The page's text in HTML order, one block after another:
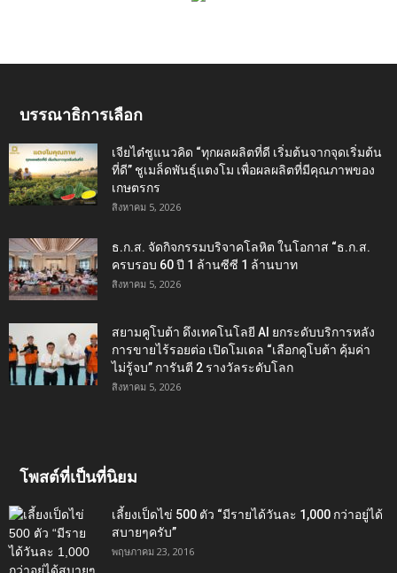
บรรณาธิการเลือก
เจียไต๋ชูแนวคิด “ทุกผลผลิตที่ดี เริ่มต้นจากจุดเริ่มต้น
ที่ดี” ชูเมล็ดพันธุ์แตงโม เพื่อผลผลิตที่มีคุณภาพของ
เกษตรกร
สิงหาคม 5, 2026
ธ.ก.ส. จัดกิจกรรมบริจาคโลหิต ในโอกาส “ธ.ก.ส.
ครบรอบ 60 ปี 1 ล้านซีซี 1 ล้านบาท
สิงหาคม 5, 2026
สยามคูโบต้า ดึงเทคโนโลยี AI ยกระดับบริการหลัง
การขายไร้รอยต่อ เปิดโมเดล “เลือกคูโบต้า คุ้มค่า
ไม่รู้จบ” การันตี 2 รางวัลระดับโลก
สิงหาคม 5, 2026
โพสต์ที่เป็นที่นิยม
เลี้ยงเป็ดไข่ 500 ตัว “มีรายได้วันละ 1,000 กว่าอยู่ได้
สบายๆครับ”
พฤษภาคม 23, 2016